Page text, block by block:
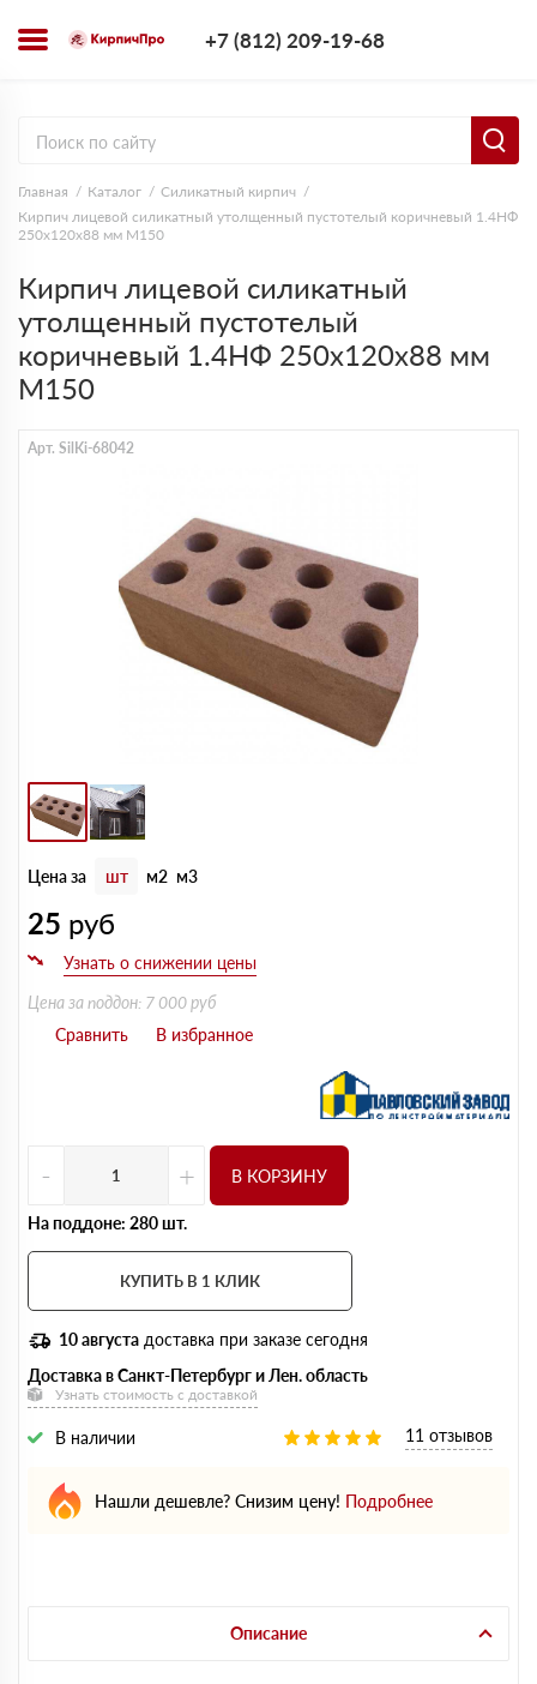
+7 (812) 209-19-68
Главная Каталог
Силикатный кирпич
Кирпич лицевой силикатный утолщенный пустотелый коричневый 1.4НФ
250х120х88 мм М150
Кирпич лицевой силикатный
утолщенный пустотелый
коричневый 1.4НФ 250х120х88 мм
М150
Арт. SilKi-68042
Цена за шт м2 м3
25 руб
Цена за поддон: 7 000 руб
- + В КОРЗИНУ
На поддоне: 280 шт.
КУПИТЬ В 1 КЛИК
10 августа доставка при заказе сегодня
Доставка в Санкт-Петербург и Лен. область
Узнать стоимость с доставкой
В наличии 11 отзывов
Нашли дешевле? Снизим цену! Подробнее
Описание